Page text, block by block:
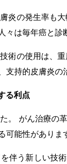
炎の発生率も
は毎年癌と診
術の使用は、
持的皮膚炎の
る利点
。 がん治療
能性がありま
伴う新しい